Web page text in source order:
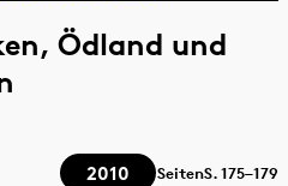
Ödland und
2010 SeitenS.175–179